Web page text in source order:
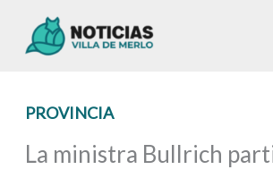
PROVINCIA
La ministra Bullrich